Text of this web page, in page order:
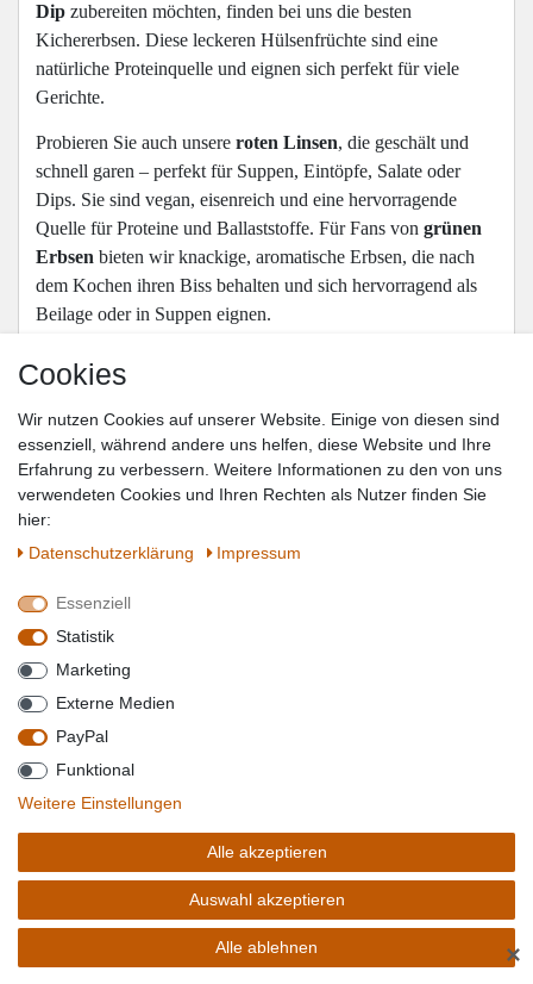
Dip zubereiten möchten, finden bei uns die besten
Kichererbsen. Diese leckeren Hülsenfrüchte sind eine
natürliche Proteinquelle und eignen sich perfekt für viele
Gerichte.
Probieren Sie auch unsere roten Linsen, die geschält und
schnell garen – perfekt für Suppen, Eintöpfe, Salate oder
Dips. Sie sind vegan, eisenreich und eine hervorragende
Quelle für Proteine und Ballaststoffe. Für Fans von grünen
Erbsen bieten wir knackige, aromatische Erbsen, die nach
dem Kochen ihren Biss behalten und sich hervorragend als
Beilage oder in Suppen eignen.
Für mexikanische Gerichte wie
herzhafte Eintöpfe sind unsere
Sie runden jedes Gericht mit ihrem milden Geschmack ab
und sind eine großartige Eiweißquelle. Falls Sie sich nicht
zwischen Linsen und Bohnen entscheiden können, bieten wir
auchHülsenfrüchte-Mischungenan, die das Beste aus
beiden Welten kombinieren.
Tauchen Sie in die Vielfalt der Hülsenfrüchte ein und
bereichern Sie Ihre Küche mit köstlichen, pflanzlichen
Proteinen!
ZUM NEWSLETTER
ANMELDEN UND 5 €
GUTSCHEIN SICHERN
Cookies
Wir nutzen Cookies auf unserer Website. Einige von diesen sind
essenziell, während andere uns helfen, diese Website und Ihre
Erfahrung zu verbessern. Weitere Informationen zu den von uns
verwendeten Cookies und Ihren Rechten als Nutzer finden Sie
hier:
Daten­schutz­erklärung
Impressum
Essenziell
Statistik
Marketing
Externe Medien
PayPal
Funktional
Weitere Einstellungen
Alle akzeptieren
Auswahl akzeptieren
Alle ablehnen ✕